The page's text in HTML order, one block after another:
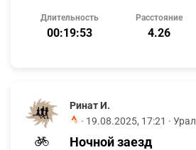
Длительность
00:19:53
Расстояние
4.26
Ринат И.
· 19.08.2025, 17:21 · Урал
Ночной заезд